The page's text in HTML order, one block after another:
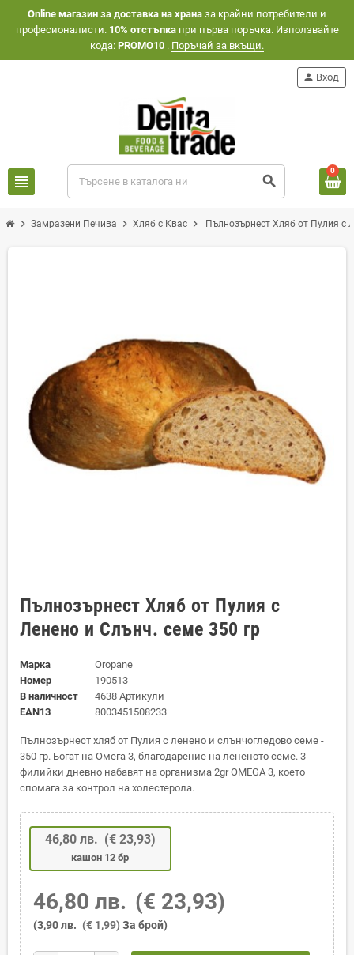
Оnline магазин за доставка на храна за крайни потребители и
професионалисти. 10% отстъпкапри първа поръчка. Използвайте
кода: PROMO10 . Поръчай за вкъщи.
view_headline search
person Вход
0
chevron_right Замразени Печива chevron_right Хляб с Квас chevron_right Пълнозърнест Хляб от Пулия с
Пълнозърнест Хляб от Пулия с
Ленено и Слънч. семе 350 гр
Марка
Oropane
Номер
190513
В наличност
4638 Артикули
EAN13
8003451508233
Пълнозърнест хляб от Пулия с ленено и слънчогледово семе -
350 гр. Богат на Омега 3, благодарение на лененото семе. 3
филийки дневно набавят на организма 2gr OMEGA 3, което
спомага за контрол на холестерола.
46,80 лв. (€ 23,93)
кашон 12 бр
46,80 лв. (€ 23,93)
(3,90 лв. (€ 1,99) За брой)